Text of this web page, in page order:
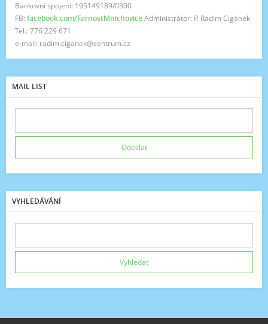
Bankovní spojení: 195149189/0300
FB: facebook.com/FarnostMnichoviceAdministrátor: P. Radim Cigánek
Tel.: 776 229 671
e-mail: radim.ciganek@centrum.cz
MAIL LIST
VYHLEDÁVÁNÍ